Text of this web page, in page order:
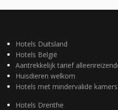
Hotels Duitsland
Hotels België
Aantrekkelijk tarief
Huisdieren welkom
Hotels met mindervalide kamers
Hotels Drenthe